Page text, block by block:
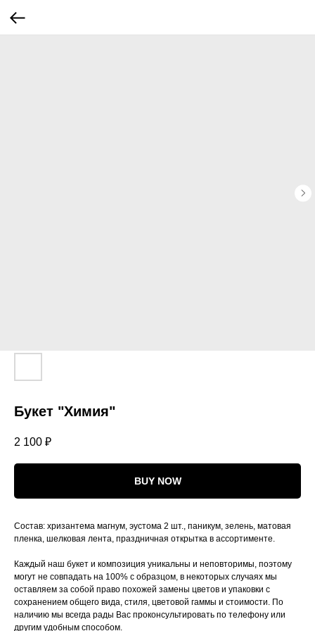
Букет "Химия"
2 100 ₽
BUY NOW
Состав: хризантема магнум, эустома 2 шт., паникум, зелень, матовая
пленка, шелковая лента, праздничная открытка в ассортименте.
Каждый наш букет и композиция уникальны и неповторимы, поэтому
могут не совпадать на 100% с образцом, в некоторых случаях мы
оставляем за собой право похожей замены цветов и упаковки с
сохранением общего вида, стиля, цветовой гаммы и стоимости. По
наличию мы всегда рады Вас проконсультировать по телефону или
другим удобным способом.